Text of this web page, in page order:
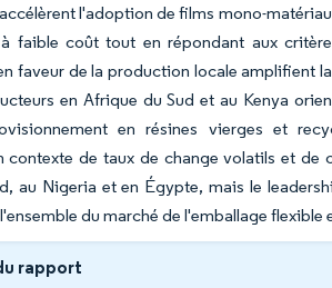
l'adoption de films mono-
faible coût tout en répondant aux
faveur de la production locale amplifient
en Afrique du Sud et au Kenya
en résines vierges et
contexte de taux de change volatils et
au Nigeria et en Égypte, mais le
du marché de l'emballage flexible
rapport